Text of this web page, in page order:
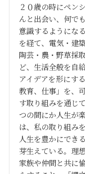
２０歳の時にペン
んと出会い、何で
意識するようにな
を経て、電気・建
陶芸・農・野草採
ど、生活全般を自
アイデアを形にす
教育、仕事」を、
す取り組みを通じ
つの間にか人生が
は、私の取り組み
人生を豊かにでき
芽生えている。理
家族や仲間と共に